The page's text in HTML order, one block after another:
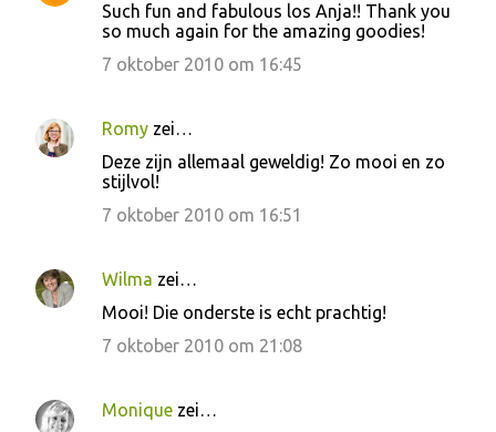
Such fun and fabulous los Anja!! Thank you
so much again for the amazing goodies!
7 oktober 2010 om 16:45
Romy zei…
Deze zijn allemaal geweldig! Zo mooi en zo
stijlvol!
7 oktober 2010 om 16:51
Wilma zei…
Mooi! Die onderste is echt prachtig!
7 oktober 2010 om 21:08
Monique zei…